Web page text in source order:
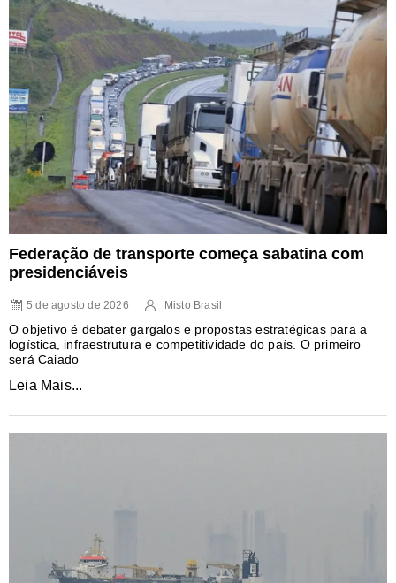
Federação de transporte começa sabatina com
presidenciáveis
5 de agosto de 2026 Misto Brasil
O objetivo é debater gargalos e propostas estratégicas para a
logística, infraestrutura e competitividade do país. O primeiro
será Caiado
Leia Mais...